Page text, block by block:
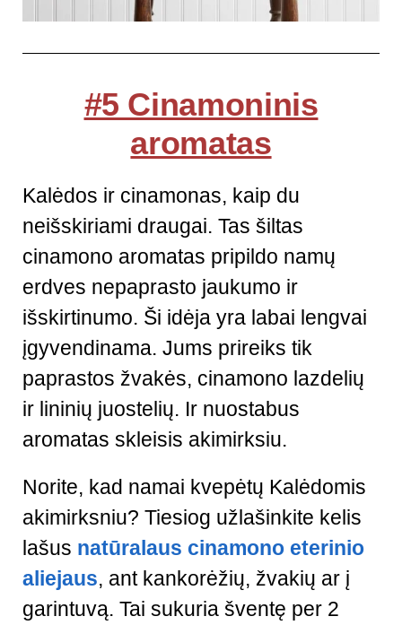
#5 Cinamoninis
aromatas
Kalėdos ir cinamonas, kaip du
neišskiriami draugai. Tas šiltas
cinamono aromatas pripildo namų
erdves nepaprasto jaukumo ir
išskirtinumo. Ši idėja yra labai lengvai
įgyvendinama. Jums prireiks tik
paprastos žvakės, cinamono lazdelių
ir lininių juostelių. Ir nuostabus
aromatas skleisis akimirksiu.
Norite, kad namai kvepėtų Kalėdomis
akimirksniu? Tiesiog užlašinkite kelis
lašus natūralaus cinamono eterinio
aliejaus, ant kankorėžių, žvakių ar į
garintuvą. Tai sukuria šventę per 2